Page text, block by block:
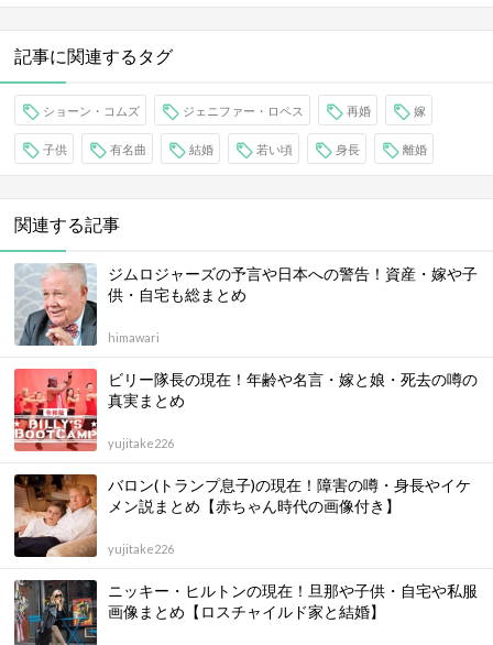
記事に関連するタグ
ショーン・コムズ ジェニファー・ロペス 再婚 嫁
子供 有名曲 結婚 若い頃 身長 離婚
関連する記事
ジムロジャーズの予言や日本への警告！資産・嫁や子
供・自宅も総まとめ
himawari
ビリー隊長の現在！年齢や名言・嫁と娘・死去の噂の
真実まとめ
yujitake226
バロン(トランプ息子)の現在！障害の噂・身長やイケ
メン説まとめ【赤ちゃん時代の画像付き】
yujitake226
ニッキー・ヒルトンの現在！旦那や子供・自宅や私服
画像まとめ【ロスチャイルド家と結婚】